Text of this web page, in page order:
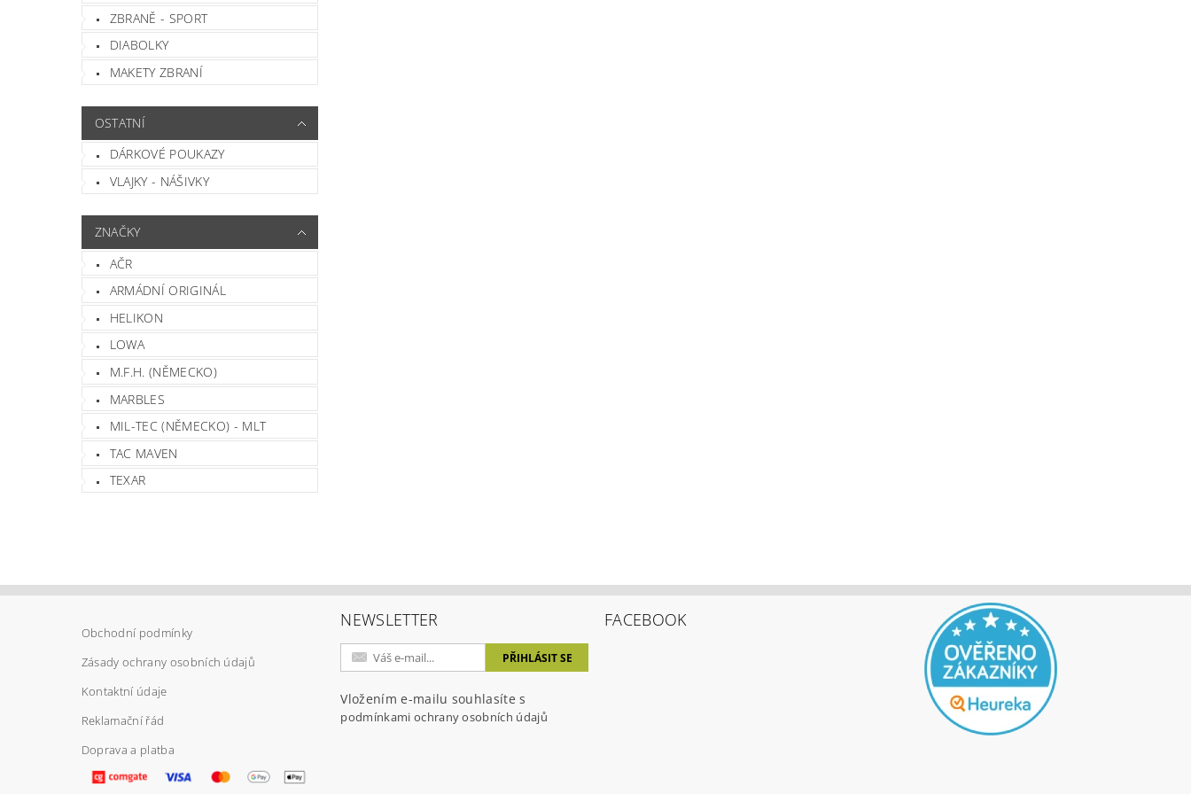
ZBRANĚ - SPORT
DIABOLKY
MAKETY ZBRANÍ
OSTATNÍ
DÁRKOVÉ POUKAZY
VLAJKY - NÁŠIVKY
ZNAČKY
AČR
ARMÁDNÍ ORIGINÁL
HELIKON
LOWA
M.F.H. (NĚMECKO)
MARBLES
MIL-TEC (NĚMECKO) - MLT
TAC MAVEN
TEXAR
Obchodní podmínky
Zásady ochrany osobních údajů
Kontaktní údaje
Reklamační řád
Doprava a platba
NEWSLETTER
Vložením e-mailu souhlasíte s
podmínkami ochrany osobních údajů
FACEBOOK